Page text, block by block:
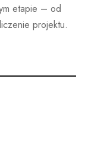
etapie – od
projektu.